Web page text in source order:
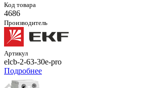
Код товара
4686
Производитель
Артикул
elcb-2-63-30e-pro
Подробнее